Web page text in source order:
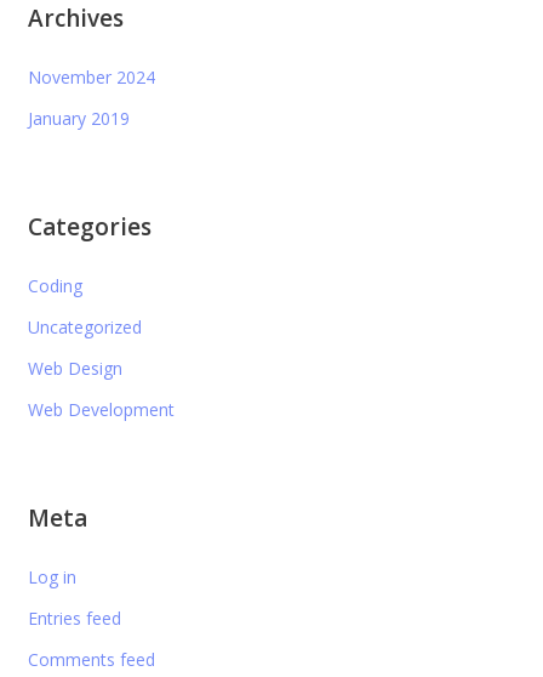
Archives
November 2024
January 2019
Categories
Coding
Uncategorized
Web Design
Web Development
Meta
Log in
Entries feed
Comments feed